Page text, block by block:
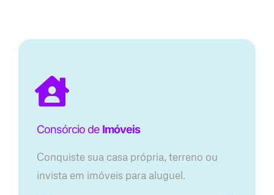
Consórcio de Imóveis
Conquiste sua casa própria, terreno ou
invista em imóveis para aluguel.